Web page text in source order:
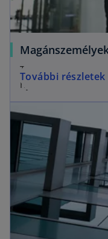
Teljes körű
nyújtunk
További részletek